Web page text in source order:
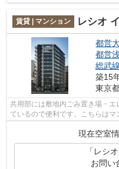
賃貸 | マンション レシオ
都営
都営
総武線
築15
東京
共用部には敷地内ごみ置き場・
ているので便利です。こちらは
現在空室
「レシ
お問い